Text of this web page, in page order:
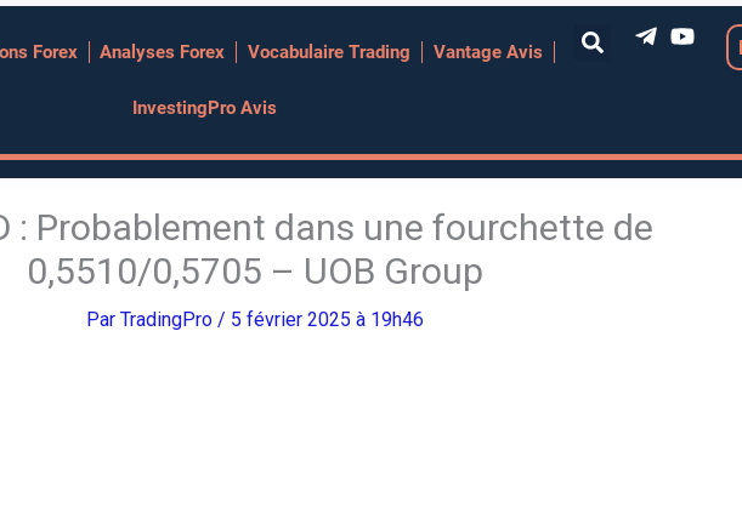
Forex Analyses Forex Vocabulaire Trading Vantage Avis
InvestingPro Avis
: Probablement dans une fourchette de
0,5510/0,5705 – UOB Group
ParTradingPro/ 5 février 2025 à 19h46